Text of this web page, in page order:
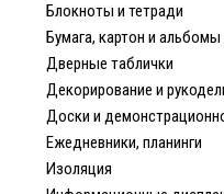
Блокноты и тетради
Бумага, картон и
Дверные таблички
Декорирование и
Доски и
Ежедневники, планинги
Изоляция